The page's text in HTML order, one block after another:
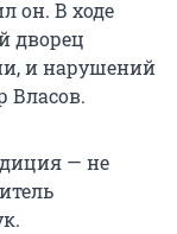
он. В ходе
дворец
и нарушений
Власов.
— не